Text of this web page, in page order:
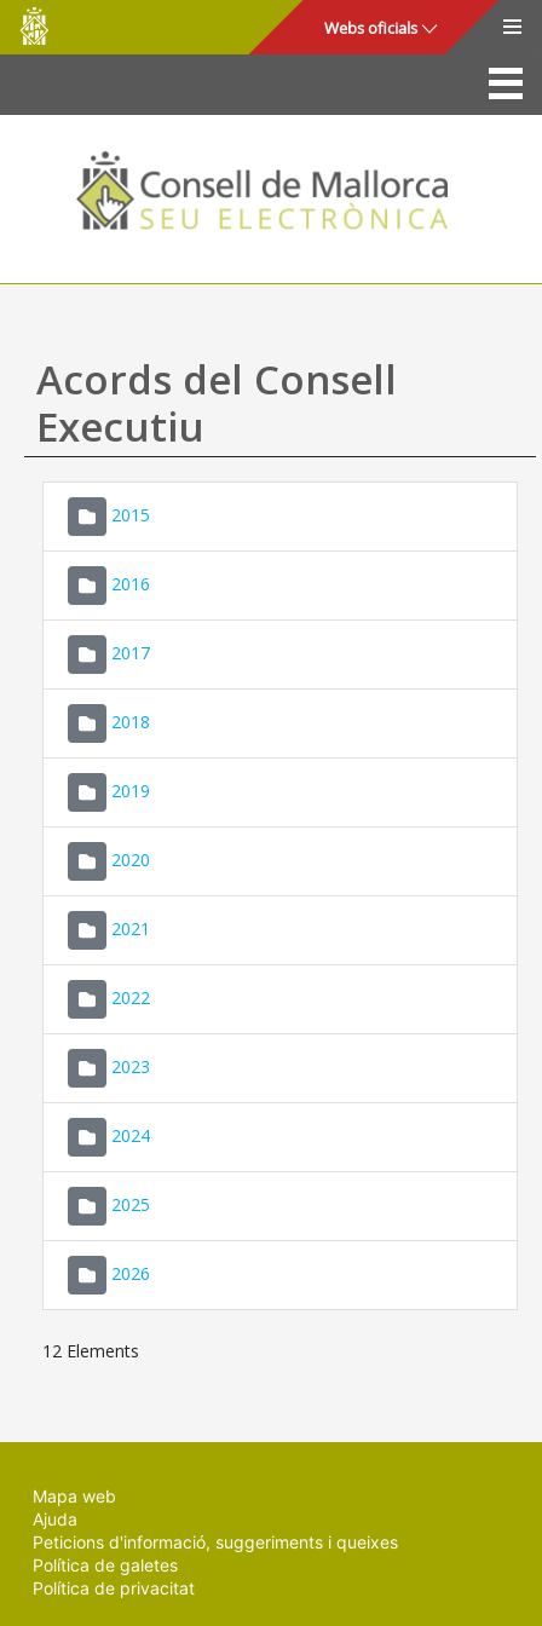
Salta al contingut principal
Consell
de
Mallorca
Webs oficials
La Seu
Consell de Mallorca
Accés i seguretat
Utilitats
Ajuda
Acords del Consell
Executiu
2015
2016
2017
2018
2019
2020
2021
2022
2023
2024
2025
2026
12 Elements
Mapa web
Ajuda
Peticions d'informació, suggeriments i queixes
Política de galetes
Política de privacitat